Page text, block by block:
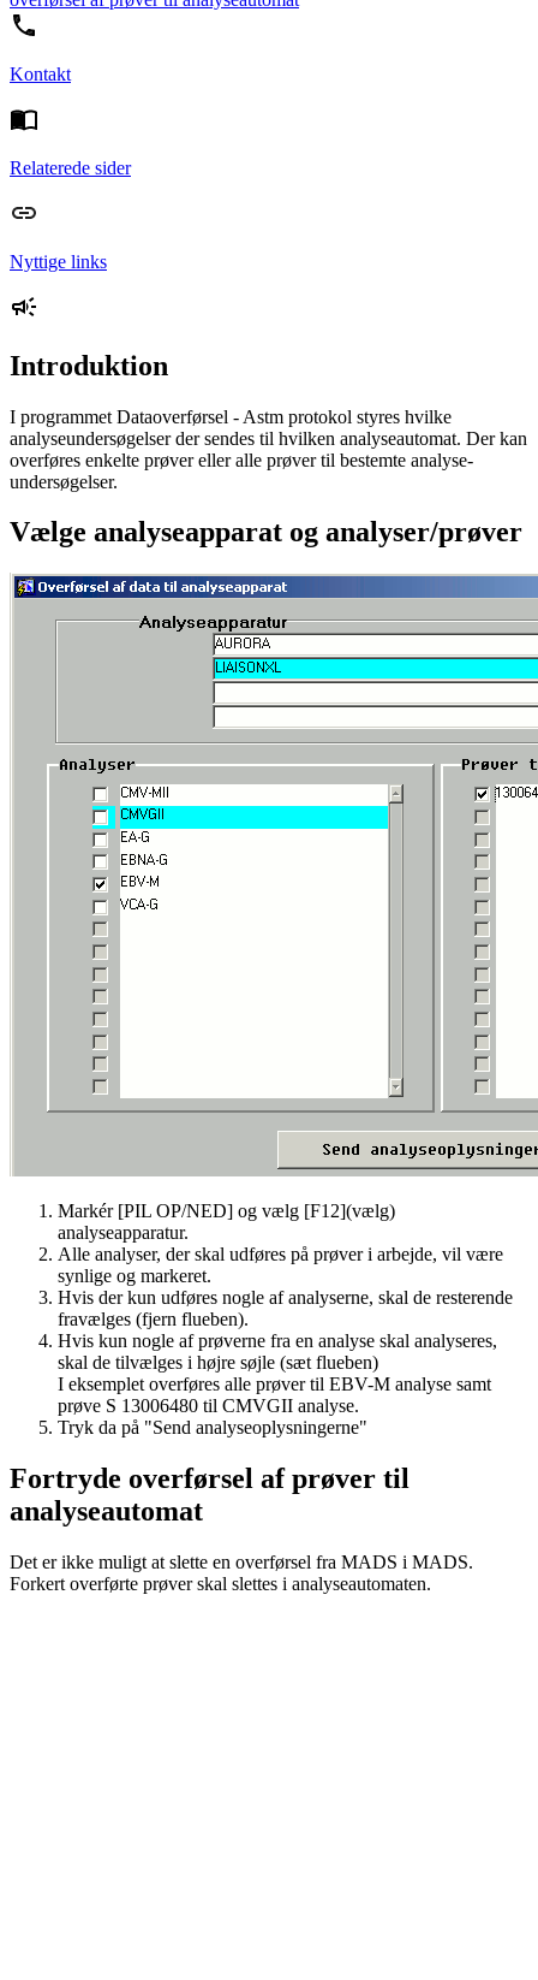
Kontakt
Relaterede sider
Nyttige links
Introduktion
I programmet Dataoverførsel - Astm protokol styres hvilke
analyseundersøgelser der sendes til hvilken analyseautomat. Der kan
overføres enkelte prøver eller alle prøver til bestemte analyse-
undersøgelser.
Vælge analyseapparat og analyser/prøver
Markér [PIL OP/NED] og vælg [F12](vælg)
analyseapparatur.
Alle analyser, der skal udføres på prøver i arbejde, vil være
synlige og markeret.
Hvis der kun udføres nogle af analyserne, skal de resterende
fravælges (fjern flueben).
Hvis kun nogle af prøverne fra en analyse skal analyseres,
skal de tilvælges i højre søjle (sæt flueben)
I eksemplet overføres alle prøver til EBV-M analyse samt
prøve S 13006480 til CMVGII analyse.
Tryk da på "Send analyseoplysningerne"
Fortryde overførsel af prøver til
analyseautomat
Det er ikke muligt at slette en overførsel fra MADS i MADS.
Forkert overførte prøver skal slettes i analyseautomaten.